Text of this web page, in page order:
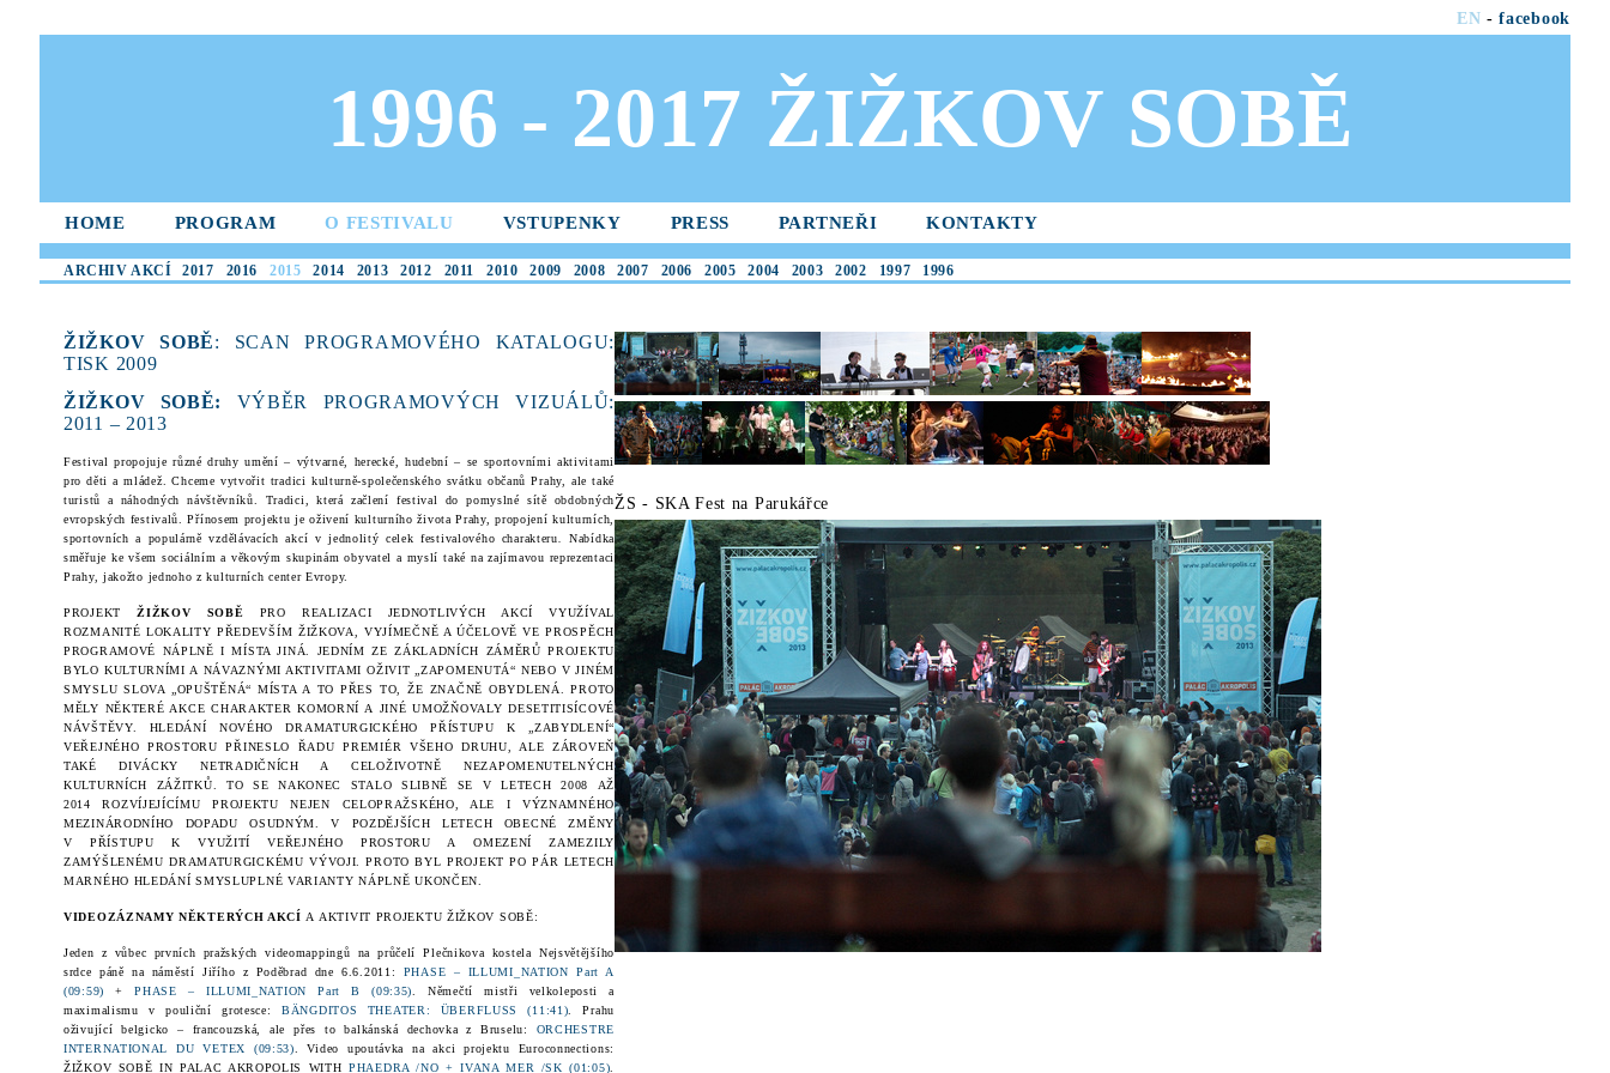
EN -facebook
1996 - 2017 ŽIŽKOV SOBĚ
HOME PROGRAM O FESTIVALU VSTUPENKY PRESS PARTNEŘI KONTAKTY
ARCHIV AKCÍ 2017 2016 2015 2014 2013 2012 2011 2010 2009 2008 2007 2006 2005 2004 2003 2002 1997 1996
ŽIŽKOV SOBĚ: SCAN PROGRAMOVÉHO KATALOGU:
TISK 2009
ŽIŽKOV SOBĚ:
VÝBĚR PROGRAMOVÝCH VIZUÁLŮ:
2011 – 2013
Festival propojuje různé druhy umění – výtvarné, herecké, hudební – se sportovními aktivitami
pro děti a mládež. Chceme vytvořit tradici kulturně-společenského svátku občanů Prahy, ale také
turistů a náhodných návštěvníků. Tradici, která začlení festival do pomyslné sítě obdobných
evropských festivalů. Přínosem projektu je oživení kulturního života Prahy, propojení kulturních,
sportovních a populárně vzdělávacích akcí v jednolitý celek festivalového charakteru .Nabídka
směřuje ke všem sociálním a věkovým skupinám obyvatel a myslí také na zajímavou reprezentaci
Prahy, jakožto jednoho z kulturních center Evropy.
PROJEKTŽIŽKOV SOBĚ PRO REALIZACI JEDNOTLIVÝCH AKCÍ VYUŽÍVAL
ROZMANITÉ LOKALITY PŘEDEVŠÍM ŽIŽKOVA, VYJÍMEČNĚ A ÚČELOVĚ VE PROSPĚCH
PROGRAMOVÉ NÁPLNĚ I MÍSTA JINÁ. JEDNÍM ZE ZÁKLADNÍCH ZÁMĚRŮ PROJEKTU
BYLO KULTURNÍMI A NÁVAZNÝMI AKTIVITAMI OŽIVIT „ZAPOMENUTÁ“ NEBO V JINÉM
SMYSLU SLOVA „OPUŠTĚNÁ“ MÍSTA A TO PŘES TO, ŽE ZNAČNĚ OBYDLENÁ. PROTO
MĚLY NĚKTERÉ AKCE CHARAKTER KOMORNÍ A JINÉ UMOŽŇOVALY DESETITISÍCOVÉ
NÁVŠTĚVY. HLEDÁNÍ NOVÉHO DRAMATURGICKÉHO PŘÍSTUPU K „ZABYDLENÍ“
VEŘEJNÉHO PROSTORU PŘINESLO ŘADU PREMIÉR VŠEHO DRUHU, ALE ZÁROVEŇ
TAKÉ DIVÁCKY NETRADIČNÍCH A CELOŽIVOTNĚ NEZAPOMENUTELNÝCH
KULTURNÍCH ZÁŽITKŮ. TO SE NAKONEC STALO SLIBNĚ SE V LETECH 2008 AŽ
2014 ROZVÍJEJÍCÍMU PROJEKTU NEJEN CELOPRAŽSKÉHO, ALE I VÝZNAMNÉHO
MEZINÁRODNÍHO DOPADU OSUDNÝM. V POZDĚJŠÍCH LETECH OBECNÉ ZMĚNY
V PŘÍSTUPU K VYUŽITÍ VEŘEJNÉHO PROSTORU AOMEZENÍ ZAMEZILY
ZAMÝŠLENÉMU DRAMATURGICKÉMU VÝVOJI. PROTO BYL PROJEKT PO PÁR LETECH
MARNÉHO HLEDÁNÍSMYSLUPLNÉ VARIANTY NÁPLNĚ UKONČEN.
VIDEOZÁZNAMY NĚKTERÝCH AKCÍ A AKTIVIT PROJEKTU ŽIŽKOV SOBĚ:
Jeden z vůbec prvních pražských videomappingů na průčelí Plečnikova kostela Nejsvětějšího
srdce páně na náměstí Jiřího z Poděbrad dne6.6.2011 : PHASE – ILLUMI_NATION Part A
(09:59) +PHASE – ILLUMI_NATION Part B (09:35) . Němečtí mistři velkoleposti a
maximalismu v pouliční grotesce: BÄNGDITOS THEATER: ÜBERFLUSS (11:41) . Prahu
oživující belgicko – francouzská, ale přes to balkánská dechovka z Bruselu: ORCHESTRE
INTERNATIONAL DU VETEX (09:53) . Video upoutávka na akci projektu Euroconnections:
ŽIŽKOV SOBĚ IN PALAC AKROPOLIS WITH PHAEDRA /NO + IVANA MER /SK (01:05)
ŽS - SKA Fest na Parukářce